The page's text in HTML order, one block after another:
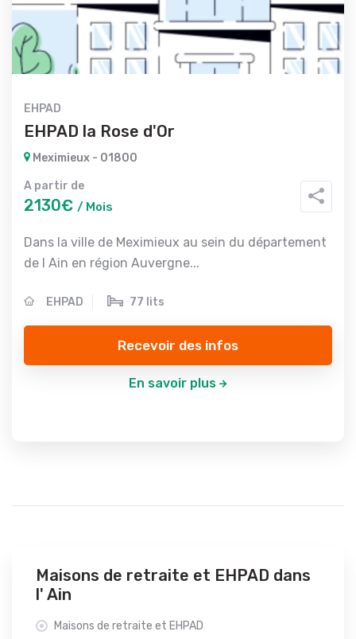
EHPAD
EHPAD la Rose d'Or
Meximieux - 01800
A partir de
2130€ / Mois
Dans la ville de Meximieux au sein du département
de l Ain en région Auvergne...
EHPAD 77 lits
Recevoir des infos
En savoir plus
Maisons de retraite et EHPAD dans
l' Ain
Maisons de retraite et EHPAD